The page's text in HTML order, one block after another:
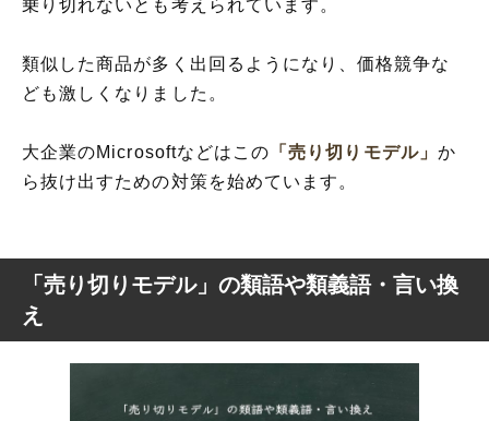
乗り切れないとも考えられています。
類似した商品が多く出回るようになり、価格競争な
ども激しくなりました。
大企業のMicrosoftなどはこの 「売り切りモデル」 か
ら抜け出すための対策を始めています。
「売り切りモデル」の類語や類義語・言い換
え